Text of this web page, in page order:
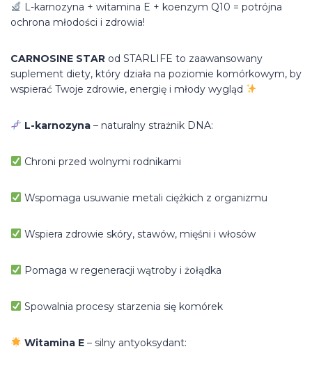
L-karnozyna + witamina E + koenzym Q10 = potrójna
ochrona młodości i zdrowia!
CARNOSINE STAR od STARLIFE to zaawansowany
suplement diety, który działa na poziomie komórkowym, by
wspierać Twoje zdrowie, energię i młody wygląd
L-karnozyna– naturalny strażnik DNA:
Chroni przed wolnymi rodnikami
Wspomaga usuwanie metali ciężkich z organizmu
Wspiera zdrowie skóry, stawów, mięśni i włosów
Pomaga w regeneracji wątroby i żołądka
Spowalnia procesy starzenia się komórek
Witamina E– silny antyoksydant: